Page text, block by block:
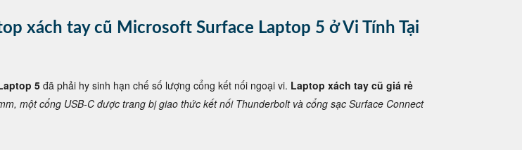
xách tay cũ Microsoft Surface Laptop 5 ở Vi Tính Tại
5 đã phải hy sinh hạn chế số lượng cổng kết nối ngoại vi. Laptop xách tay cũ giá rẻ
một cổng USB-C được trang bị giao thức kết nối Thunderbolt và cổng sạc Surface Connect